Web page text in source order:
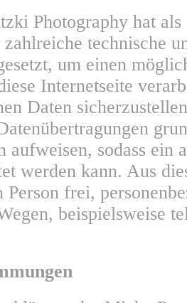
Photography hat
technische
um einen
Internetseite
Daten
aufweisen, sodass ein
werden kann. Aus
frei,
beispielsweise